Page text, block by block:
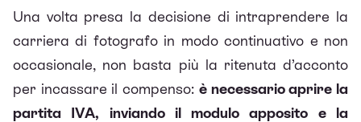
Una volta presa la decisione di intraprendere la
carriera di fotografo in modo continuativo e non
occasionale, non basta più la ritenuta d’acconto
per incassare il compenso: è necessario aprire la
partita IVA, inviando il modulo apposito e la